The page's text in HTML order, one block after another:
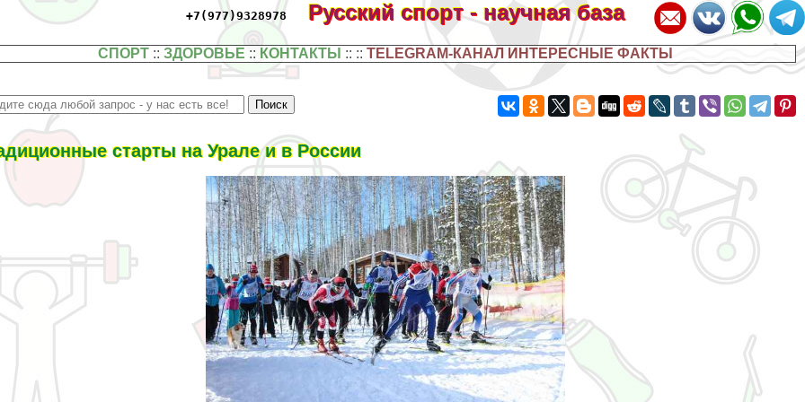
+7(977)9328978 Русский спорт - научная база
СПОРТ ::ЗДОРОВЬЕ :: КОНТАКТЫ :: ::TELEGRAM-КАНАЛ ИНТЕРЕСНЫЕ ФАКТЫ
старты на Урале и в России